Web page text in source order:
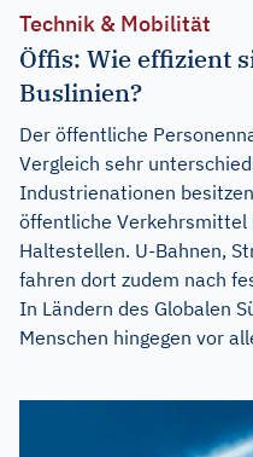
Technik & Mobilität
Öffis: Wie effizient
Buslinien?
Der öffentliche
Vergleich sehr
Industrienationen
öffentliche Verkehrsmittel
Haltestellen. U-Bahnen,
fahren dort zudem nach
In Ländern des Globalen
Menschen hingegen vor